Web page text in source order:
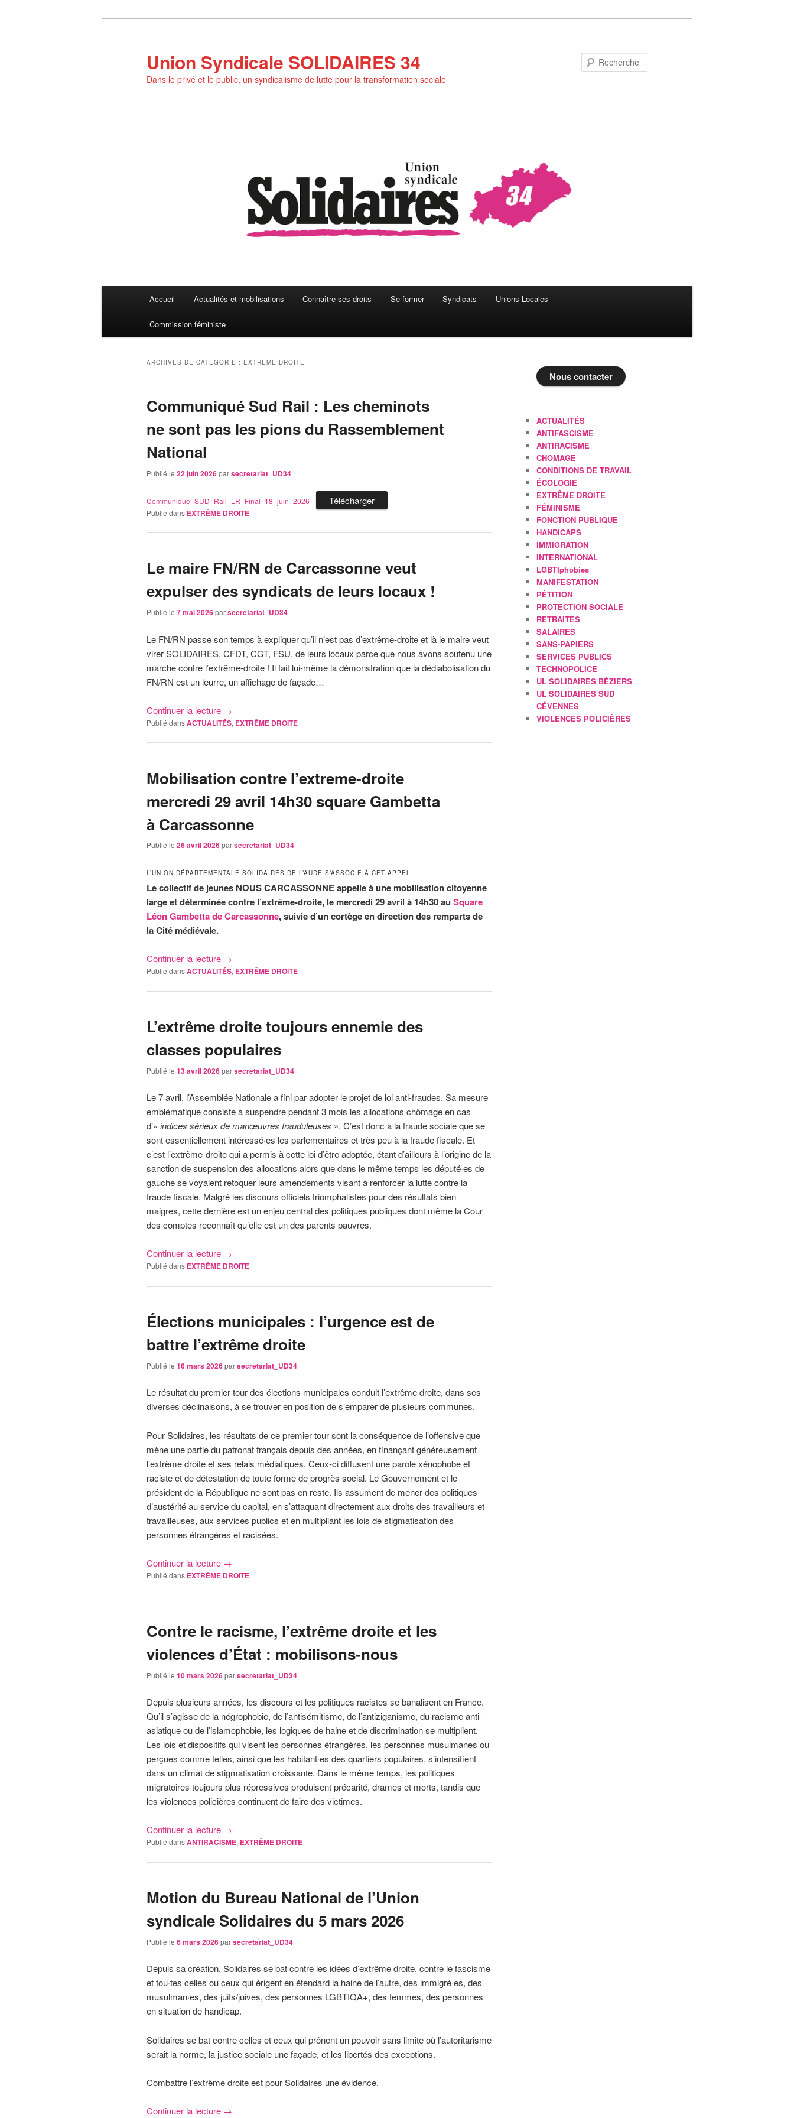
Union Syndicale SOLIDAIRES 34
Dans le privé et le public, un syndicalisme de lutte pour la transformation sociale
Accueil Actualités et mobilisations Connaître ses droits Se former Syndicats Unions Locales
Commission féministe
ARCHIVES DE CATÉGORIE : EXTRÊME DROITE
Communiqué Sud Rail : Les cheminots
ne sont pas les pions du Rassemblement
National
Publié le 22 juin 2026parsecretariat_UD34
Communique_SUD_Rail_LR_Final_18_juin_2026 Télécharger
Publié dans EXTRÊME DROITE
Le maire FN/RN de Carcassonne veut
expulser des syndicats de leurs locaux !
Publié le 7 mai 2026parsecretariat_UD34
Le FN/RN passe son temps à expliquer qu’il n’est pas d’extrême-droite et là le maire veut
virer SOLIDAIRES, CFDT, CGT, FSU, de leurs locaux parce que nous avons soutenu une
marche contre l’extrême-droite ! Il fait lui-même la démonstration que la dédiabolisation du
FN/RN est un leurre, un affichage de façade…
Continuer la lecture →
Publié dansACTUALITÉS, EXTRÊME DROITE
Mobilisation contre l’extreme-droite
mercredi 29 avril 14h30 square Gambetta
à Carcassonne
Publié le 26 avril 2026parsecretariat_UD34
L’UNION DÉPARTEMENTALE SOLIDAIRES DE L’AUDE S’ASSOCIE À CET APPEL.
Le collectif de jeunes NOUS CARCASSONNE appelle à une mobilisation citoyenne
large et déterminée contre l’extrême-droite, le mercredi 29 avril à 14h30 au Square
Léon Gambetta de Carcassonne, suivie d’un cortège en direction des remparts de
la Cité médiévale.
Continuer la lecture →
Publié dansACTUALITÉS, EXTRÊME DROITE
L’extrême droite toujours ennemie des
classes populaires
Publié le 13 avril 2026parsecretariat_UD34
Le 7 avril, l’Assemblée Nationale a fini par adopter le projet de loi anti-fraudes. Sa mesure
emblématique consiste à suspendre pendant 3 mois les allocations chômage en cas
d’« indices sérieux de manœuvres frauduleuses ». C’est donc à la fraude sociale que se
sont essentiellement intéressé·es les parlementaires et très peu à la fraude fiscale. Et
c’est l’extrême-droite qui a permis à cette loi d’être adoptée, étant d’ailleurs à l’origine de la
sanction de suspension des allocations alors que dans le même temps les député·es de
gauche se voyaient retoquer leurs amendements visant à renforcer la lutte contre la
fraude fiscale. Malgré les discours officiels triomphalistes pour des résultats bien
maigres, cette dernière est un enjeu central des politiques publiques dont même la Cour
des comptes reconnaît qu’elle est un des parents pauvres.
Continuer la lecture →
Publié dans EXTRÊME DROITE
Élections municipales : l’urgence est de
battre l’extrême droite
Publié le 16 mars 2026parsecretariat_UD34
Le résultat du premier tour des élections municipales conduit l’extrême droite, dans ses
diverses déclinaisons, à se trouver en position de s’emparer de plusieurs communes.
Pour Solidaires, les résultats de ce premier tour sont la conséquence de l’offensive que
mène une partie du patronat français depuis des années, en finançant généreusement
l’extrême droite et ses relais médiatiques. Ceux-ci diffusent une parole xénophobe et
raciste et de détestation de toute forme de progrès social. Le Gouvernement et le
président de la République ne sont pas en reste. Ils assument de mener des politiques
d’austérité au service du capital, en s’attaquant directement aux droits des travailleurs et
travailleuses, aux services publics et en multipliant les lois de stigmatisation des
personnes étrangères et racisées.
Continuer la lecture →
Publié dans EXTRÊME DROITE
Contre le racisme, l’extrême droite et les
violences d’État : mobilisons-nous
Publié le 10 mars 2026parsecretariat_UD34
Depuis plusieurs années, les discours et les politiques racistes se banalisent en France.
Qu’il s’agisse de la négrophobie, de l’antisémitisme, de l’antiziganisme, du racisme anti-
asiatique ou de l’islamophobie, les logiques de haine et de discrimination se multiplient.
Les lois et dispositifs qui visent les personnes étrangères, les personnes musulmanes ou
perçues comme telles, ainsi que les habitant·es des quartiers populaires, s’intensifient
dans un climat de stigmatisation croissante. Dans le même temps, les politiques
migratoires toujours plus répressives produisent précarité, drames et morts, tandis que
les violences policières continuent de faire des victimes.
Continuer la lecture →
Publié dansANTIRACISME, EXTRÊME DROITE
Motion du Bureau National de l’Union
syndicale Solidaires du 5 mars 2026
Publié le 6 mars 2026parsecretariat_UD34
Depuis sa création, Solidaires se bat contre les idées d’extrême droite, contre le fascisme
et tou·tes celles ou ceux qui érigent en étendard la haine de l’autre, des immigré·es, des
musulman·es, des juifs/juives, des personnes LGBTIQA+, des femmes, des personnes
en situation de handicap.
Solidaires se bat contre celles et ceux qui prônent un pouvoir sans limite où l’autoritarisme
serait la norme, la justice sociale une façade, et les libertés des exceptions.
Combattre l’extrême droite est pour Solidaires une évidence.
Continuer la lecture →
Nous contacter
ACTUALITÉS
ANTIFASCISME
ANTIRACISME
CHÔMAGE
CONDITIONS DE TRAVAIL
ÉCOLOGIE
EXTRÊME DROITE
FÉMINISME
FONCTION PUBLIQUE
HANDICAPS
IMMIGRATION
INTERNATIONAL
LGBTIphobies
MANIFESTATION
PÉTITION
PROTECTION SOCIALE
RETRAITES
SALAIRES
SANS-PAPIERS
SERVICES PUBLICS
TECHNOPOLICE
UL SOLIDAIRES BÉZIERS
UL SOLIDAIRES SUD
CÉVENNES
VIOLENCES POLICIÈRES